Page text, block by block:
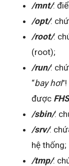
/mnt/:
/opt/:
/root/:
(root);
/run/:
“bay hơi
được
/sbin/:
/srv/:
hệ thống;
/tmp/: